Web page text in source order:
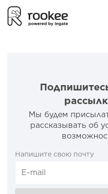
Мы будем
рассказывать об
Напишите свою почту